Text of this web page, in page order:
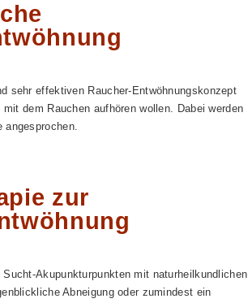
sehr effektiven Raucher-Entwöhnungskonzept
dem Rauchen aufhören wollen. Dabei werden
angesprochen.
zur
Akupunkturpunkten mit naturheilkundlichen
Abneigung oder zumindest ein